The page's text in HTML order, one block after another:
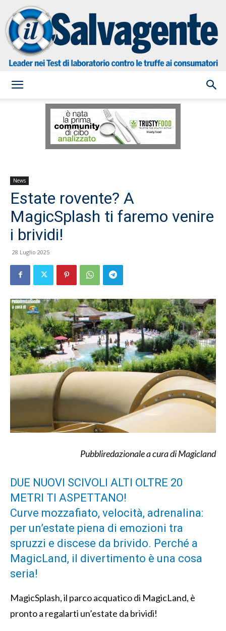
Salvagente
News
Estate rovente? A
MagicSplash ti faremo venire
i brividi!
28 Luglio 2025
Pubbliredazionale a cura di Magicland
DUE NUOVI SCIVOLI ALTI OLTRE 20
METRI TI ASPETTANO!
Curve mozzafiato, velocità, adrenalina:
per un’estate piena di emozioni tra
spruzzi e discese da brivido. Perché a
MagicLand, il divertimento è una cosa
seria!
MagicSplash, il parco acquatico di MagicLand, è
pronto a regalarti un’estate da brividi!